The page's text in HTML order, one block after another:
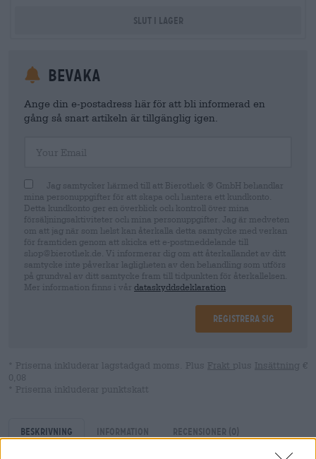
Slut i lager
Bevaka
Ange din e-postadress här för att bli informerad en
gång så snart artikeln är tillgänglig igen.
Jag samtycker härmed till att Bierothek ® GmbH behandlar
mina personuppgifter för att skapa och hantera ett kundkonto.
Detta kundkonto ger en överblick och kontroll över mina
försäljningsaktiviteter och mina personuppgifter. Jag är medveten
om att jag när som helst kan återkalla detta samtycke med verkan
för framtiden genom att skicka ett e-postmeddelande till
shop@bierothek.de. Vi informerar dig om att återkallandet av ditt
samtycke inte påverkar lagligheten av den behandling som utförs
på grundval av ditt samtycke fram till tidpunkten för återkallelsen.
Mer information finns i vår dataskyddsdeklaration
Registrera sig
* Priserna inkluderar lagstadgad moms. Plus Frakt plus Insättning €
0,08
* Priserna inkluderar punktskatt
Beskrivning Information Recensioner (0)